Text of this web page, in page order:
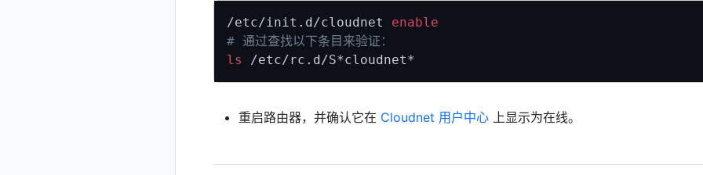
/etc/init.d/cloudnet enable
# 通过查找以下条目来验证：
ls
重启路由器，并确认它在 Cloudnet 用户中心 上显示为在线。